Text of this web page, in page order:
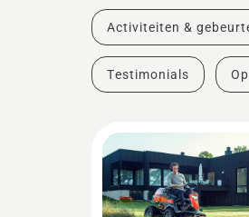
Activiteiten &
Testimonials